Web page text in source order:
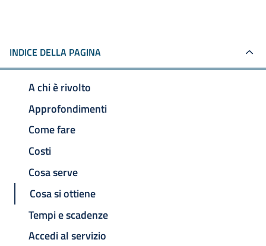
INDICE DELLA PAGINA
A chi è rivolto
Approfondimenti
Come fare
Costi
Cosa serve
Cosa si ottiene
Tempi e scadenze
Accedi al servizio